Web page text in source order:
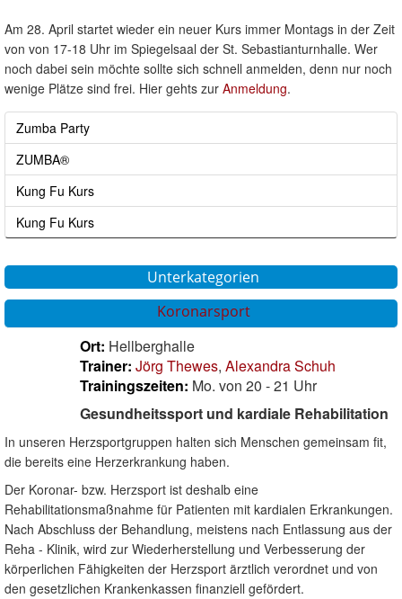
Am 28. April startet wieder ein neuer Kurs immer Montags in der Zeit
von von 17-18 Uhr im Spiegelsaal der St. Sebastianturnhalle. Wer
noch dabei sein möchte sollte sich schnell anmelden, denn nur noch
wenige Plätze sind frei. Hier gehts zur Anmeldung.
Zumba Party
ZUMBA®
Kung Fu Kurs
Kung Fu Kurs
Unterkategorien
Koronarsport
Ort: Hellberghalle
Trainer: Jörg Thewes, Alexandra Schuh
Trainingszeiten: Mo. von 20 - 21 Uhr
Gesundheitssport und kardiale Rehabilitation
In unseren Herzsportgruppen halten sich Menschen gemeinsam fit,
die bereits eine Herzerkrankung haben.
Der Koronar- bzw. Herzsport ist deshalb eine
Rehabilitationsmaßnahme für Patienten mit kardialen Erkrankungen.
Nach Abschluss der Behandlung, meistens nach Entlassung aus der
Reha - Klinik, wird zur Wiederherstellung und Verbesserung der
körperlichen Fähigkeiten der Herzsport ärztlich verordnet und von
den gesetzlichen Krankenkassen finanziell gefördert.